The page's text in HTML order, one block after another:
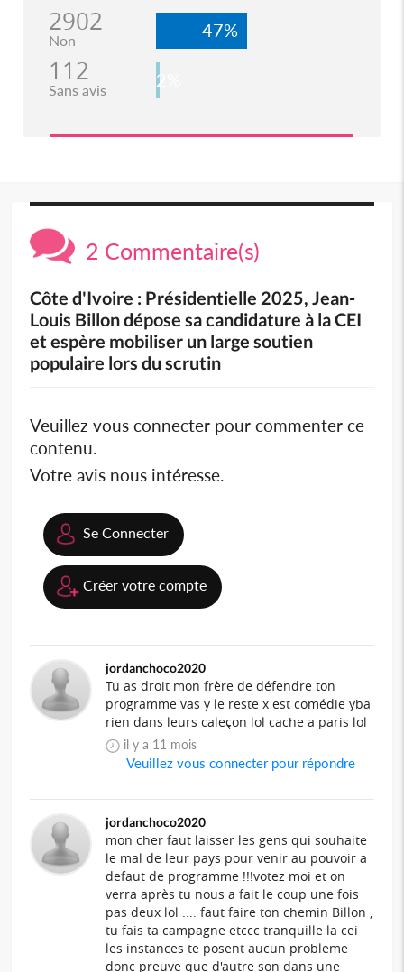
2902
Non 47%
112
Sans avis 2%
2 Commentaire(s)
Côte d'Ivoire : Présidentielle 2025, Jean-
Louis Billon dépose sa candidature à la CEI
et espère mobiliser un large soutien
populaire lors du scrutin
Veuillez vous connecter pour commenter ce
contenu.
Votre avis nous intéresse.
Se Connecter
Créer votre compte
jordanchoco2020
Tu as droit mon frère de défendre ton
programme vas y le reste x est comédie yba
rien dans leurs caleçon lol cache a paris lol
il y a 11 mois
Veuillez vous connecter pour répondre
jordanchoco2020
mon cher faut laisser les gens qui souhaite
le mal de leur pays pour venir au pouvoir a
defaut de programme !!!votez moi et on
verra après tu nous a fait le coup une fois
pas deux lol .... faut faire ton chemin Billon ,
tu fais ta campagne etccc tranquille la cei
les instances te posent aucun probleme
donc preuve que d'autre son dans une